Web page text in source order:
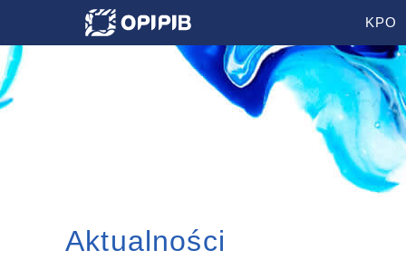
KPO
Kategorie
Aktualności